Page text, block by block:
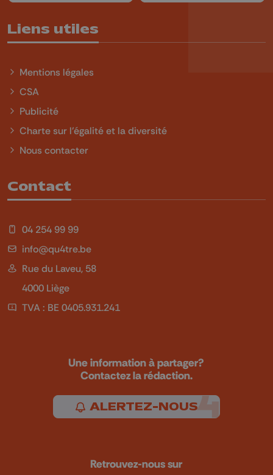
Liens utiles
Mentions légales
CSA
Publicité
Charte sur l'égalité et la diversité
Nous contacter
Contact
04 254 99 99
info@qu4tre.be
Rue du Laveu, 58
4000 Liège
TVA : BE 0405.931.241
Une information à partager?
Contactez la rédaction.
ALERTEZ-NOUS
Retrouvez-nous sur